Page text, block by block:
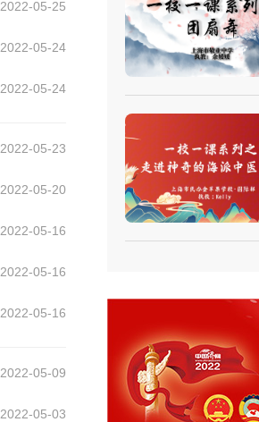
2022-05-25
2022-05-24
2022-05-24
2022-05-23
2022-05-20
2022-05-16
2022-05-16
2022-05-16
2022-05-09
2022-05-03